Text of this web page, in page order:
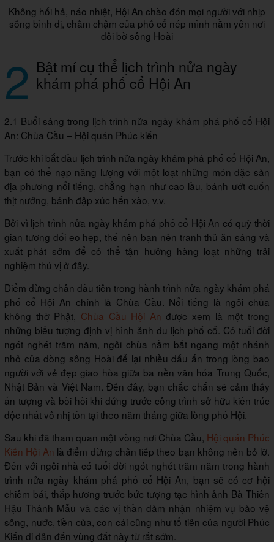
Không hối hả, náo nhiệt, Hội An chào đón mọi người với nhịp
sống bình dị, chầm chậm của phố cổ nép mình nằm yên nơi
đôi bờ sông Hoài
2 Bật mí cụ thể lịch trình nửa ngày
khám phá phố cổ Hội An
2.1 Buổi sáng trong lịch trình nửa ngày khám phá phố cổ Hội
An: Chùa Cầu – Hội quán Phúc kiến
Trước khi bắt đầu lịch trình nửa ngày khám phá phố cổ Hội An,
bạn có thể nạp năng lượng với một loạt những món đặc sản
địa phương nổi tiếng, chẳng hạn như cao lầu, bánh ướt cuốn
thịt nướng, bánh đập xúc hến xào, v.v.
Bởi vì lịch trình nửa ngày khám phá phố cổ Hội An có quỹ thời
gian tương đối eo hẹp, thế nên bạn nên tranh thủ ăn sáng và
xuất phát sớm để có thể tận hưởng hàng loạt những trải
nghiệm thú vị ở đây.
Điểm dừng chân đầu tiên trong hành trình nửa ngày khám phá
phố cổ Hội An chính là Chùa Cầu. Nổi tiếng là ngôi chùa
không thờ Phật, Chùa Cầu Hội An được xem là một trong
những biểu tượng định vị hình ảnh du lịch phố cổ. Có tuổi đời
ngót nghét trăm năm, ngôi chùa nằm bắt ngang một nhánh
nhỏ của dòng sông Hoài để lại nhiều dấu ấn trong lòng bao
người với vẻ đẹp giao hòa giữa ba nền văn hóa Trung Quốc,
Nhật Bản và Việt Nam. Đến đây, bạn chắc chắn sẽ cảm thấy
ấn tượng và bồi hồi khi đứng trước công trình sở hữu kiến trúc
độc nhất vô nhị tồn tại theo năm tháng giữa lòng phố Hội.
Sau khi đã tham quan một vòng nơi Chùa Cầu, Hội quán Phúc
Kiến Hội An là điểm dừng chân tiếp theo bạn không nên bỏ lỡ.
Đến với ngôi nhà có tuổi đời ngót nghét trăm năm trong hành
trình nửa ngày khám phá phố cổ Hội An, bạn sẽ có cơ hội
chiêm bái, thắp hương trước bức tượng tạc hình ảnh Bà Thiên
Hậu Thánh Mẫu và các vị thần đảm nhận nhiệm vụ bảo vệ
sông, nước, tiền của, con cái cũng như tổ tiên của người Phúc
Kiến di dân đến vùng đất này từ rất sớm.